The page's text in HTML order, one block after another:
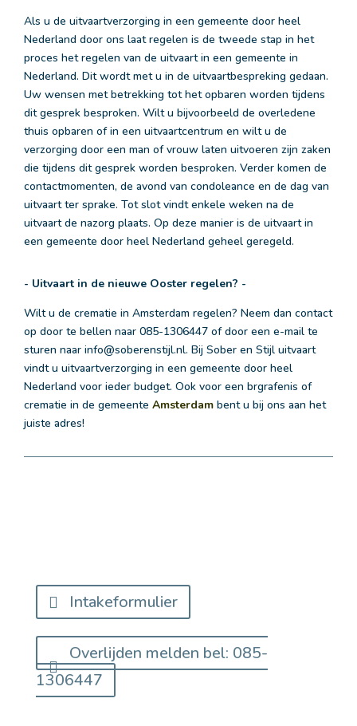
Als u de uitvaartverzorging in een gemeente door heel
Nederland door ons laat regelen is de tweede stap in het
proces het regelen van de uitvaart in een gemeente in
Nederland. Dit wordt met u in de uitvaartbespreking gedaan.
Uw wensen met betrekking tot het opbaren worden tijdens
dit gesprek besproken. Wilt u bijvoorbeeld de overledene
thuis opbaren of in een uitvaartcentrum en wilt u de
verzorging door een man of vrouw laten uitvoeren zijn zaken
die tijdens dit gesprek worden besproken. Verder komen de
contactmomenten, de avond van condoleance en de dag van
uitvaart ter sprake. Tot slot vindt enkele weken na de
uitvaart de nazorg plaats. Op deze manier is de uitvaart in
een gemeente door heel Nederland geheel geregeld.
- Uitvaart in de nieuwe Ooster regelen? -
Wilt u de crematie in Amsterdam regelen? Neem dan contact
op door te bellen naar 085-1306447 of door een e-mail te
sturen naar info@soberenstijl.nl. Bij Sober en Stijl uitvaart
vindt u uitvaartverzorging in een gemeente door heel
Nederland voor ieder budget. Ook voor een brgrafenis of
crematie in de gemeente Amsterdam bent u bij ons aan het
juiste adres!
Intakeformulier
Overlijden melden bel: 085-
1306447